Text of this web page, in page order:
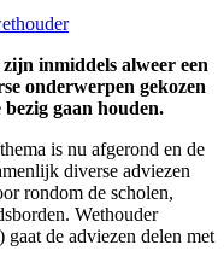
inmiddels alweer een
onderwerpen gekozen
gaan houden.
is nu afgerond en de
diverse adviezen
rondom de scholen,
Wethouder
de adviezen delen met